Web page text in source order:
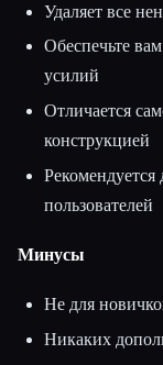
Удаляет все
Обеспечьте
усилий
Отличается
конструкцией
пользователей
Минусы
Не для
Никаких